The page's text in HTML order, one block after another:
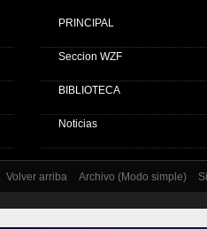
PRINCIPAL
Seccion WZF
BIBLIOTECA
Noticias
Volver arriba Archivo (Modo simple)